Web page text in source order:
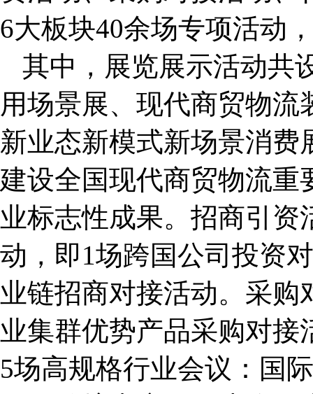
6大板块40余场专项活动
其中，展览展示活动共
用场景展、现代商贸物
新业态新模式新场景消
建设全国现代商贸物流重
业标志性成果。招商引资
动，即1场跨国公司投资
业链招商对接活动。采购
业集群优势产品采购对
5场高规格行业会议：国